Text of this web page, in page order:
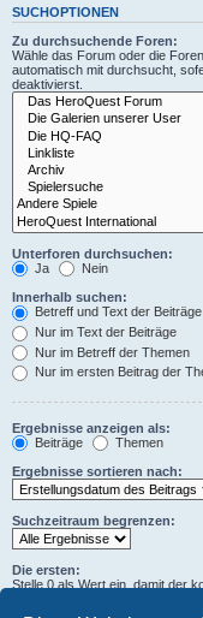
SUCHOPTIONEN
Zu durchsuchende Foren:
Wähle das Forum oder die
automatisch mit durchsucht,
deaktivierst.
Unterforen durchsuchen:
Ja
Nein
Innerhalb suchen:
Betreff und Text der Beiträge
Nur im Text der Beiträge
Nur im Betreff der Themen
Nur im ersten Beitrag der
Ergebnisse anzeigen als:
Beiträge
Themen
Ergebnisse sortieren nach:
Suchzeitraum begrenzen:
Die ersten:
Stelle 0 als Wert ein, damit der